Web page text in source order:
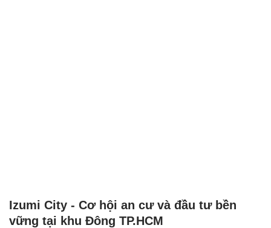
Izumi City - Cơ hội an cư và đầu tư bền
vững tại khu Đông TP.HCM